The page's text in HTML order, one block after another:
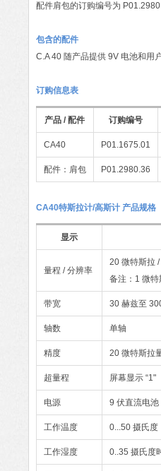
配件肩包的订购编号为
包含的配件
C.A 40 随产品提供 9V 电池和用
订购信息表
产品 / 配件 订购编号
CA40 P01.1675.01
配件：肩包 P01.2980.36
CA40特斯拉计/高斯计 产品规格
显示
量程 / 分辨率
20 微特斯拉
备注：1 微
带宽 30 赫兹至
轴数 单轴
精度 20 微特斯拉
超量程 屏幕显示 “1"
电源 9 伏直流电池
工作温度 0...50 摄氏度
工作湿度 0..35 摄氏度